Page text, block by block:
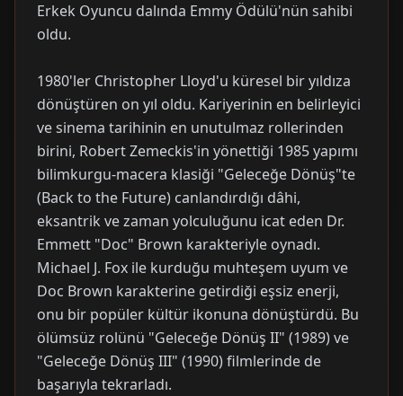
Erkek Oyuncu dalında Emmy Ödülü'nün sahibi
oldu.
1980'ler Christopher Lloyd'u küresel bir yıldıza
dönüştüren on yıl oldu. Kariyerinin en belirleyici
ve sinema tarihinin en unutulmaz rollerinden
birini, Robert Zemeckis'in yönettiği 1985 yapımı
bilimkurgu-macera klasiği "Geleceğe Dönüş"te
(Back to the Future) canlandırdığı dâhi,
eksantrik ve zaman yolculuğunu icat eden Dr.
Emmett "Doc" Brown karakteriyle oynadı.
Michael J. Fox ile kurduğu muhteşem uyum ve
Doc Brown karakterine getirdiği eşsiz enerji,
onu bir popüler kültür ikonuna dönüştürdü. Bu
ölümsüz rolünü "Geleceğe Dönüş II" (1989) ve
"Geleceğe Dönüş III" (1990) filmlerinde de
başarıyla tekrarladı.